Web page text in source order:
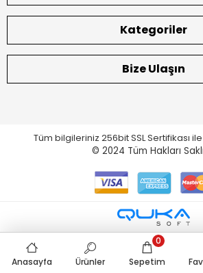
Kategoriler
Bize Ulaşın
Tüm bilgileriniz 256bit SSL Sertifikası
© 2024 Tüm Hakları
Anasayfa Ürünler Sepetim
0